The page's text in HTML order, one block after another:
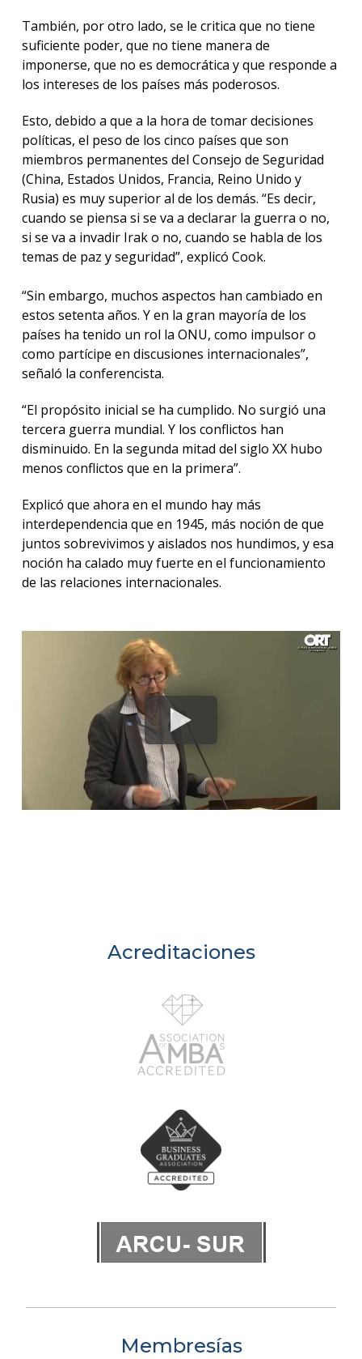
También, por otro lado, se le critica que no tiene
suficiente poder, que no tiene manera de
imponerse, que no es democrática y que responde a
los intereses de los países más poderosos.
Esto, debido a que a la hora de tomar decisiones
políticas, el peso de los cinco países que son
miembros permanentes del Consejo de Seguridad
(China, Estados Unidos, Francia, Reino Unido y
Rusia) es muy superior al de los demás. “Es decir,
cuando se piensa si se va a declarar la guerra o no,
si se va a invadir Irak o no, cuando se habla de los
temas de paz y seguridad”, explicó Cook.
“Sin embargo, muchos aspectos han cambiado en
estos setenta años. Y en la gran mayoría de los
países ha tenido un rol la ONU, como impulsor o
como partícipe en discusiones internacionales”,
señaló la conferencista.
“El propósito inicial se ha cumplido. No surgió una
tercera guerra mundial. Y los conflictos han
disminuido. En la segunda mitad del siglo XX hubo
menos conflictos que en la primera”.
Explicó que ahora en el mundo hay más
interdependencia que en 1945, más noción de que
juntos sobrevivimos y aislados nos hundimos, y esa
noción ha calado muy fuerte en el funcionamiento
de las relaciones internacionales.
Acreditaciones
Membresías